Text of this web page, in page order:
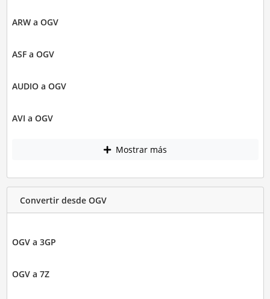
ARW a OGV
ASF a OGV
AUDIO a OGV
AVI a OGV
Mostrar más
Convertir desde OGV
OGV a 3GP
OGV a 7Z